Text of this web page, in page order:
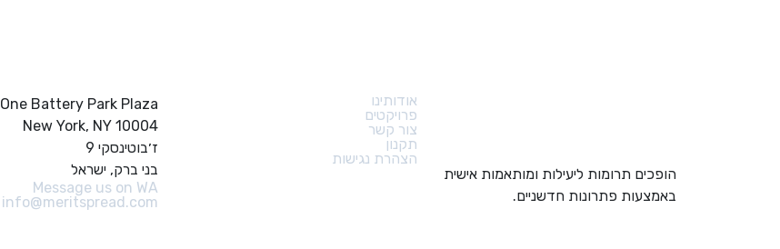
הופכים תרומות ליעילות ומותאמות אישית
באמצעות פתרונות חדשניים.
אודותינו
פרויקטים
צור קשר
תקנון
הצהרת נגישות
One Battery Park Plaza
New York, NY 10004
ז׳בוטינסקי 9
בני ברק, ישראל
Message us on WA
info@meritspread.com